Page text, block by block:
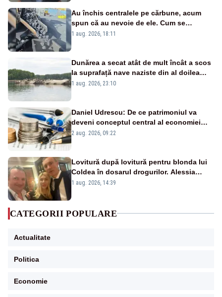
Au închis centralele pe cărbune, acum
spun că au nevoie de ele. Cum se
pasează vina în plină criză energetică
1 aug. 2026, 18:11
Dunărea a secat atât de mult încât a scos
la suprafață nave naziste din al doilea
război mondial
1 aug. 2026, 23:10
Daniel Udrescu: De ce patrimoniul va
deveni conceptul central al economiei
viitoare?
2 aug. 2026, 09:22
Lovitură după lovitură pentru blonda lui
Coldea în dosarul drogurilor. Alessia
Păcuraru explică decizia magistraților
1 aug. 2026, 14:39
CATEGORII POPULARE
Actualitate
Politica
Economie